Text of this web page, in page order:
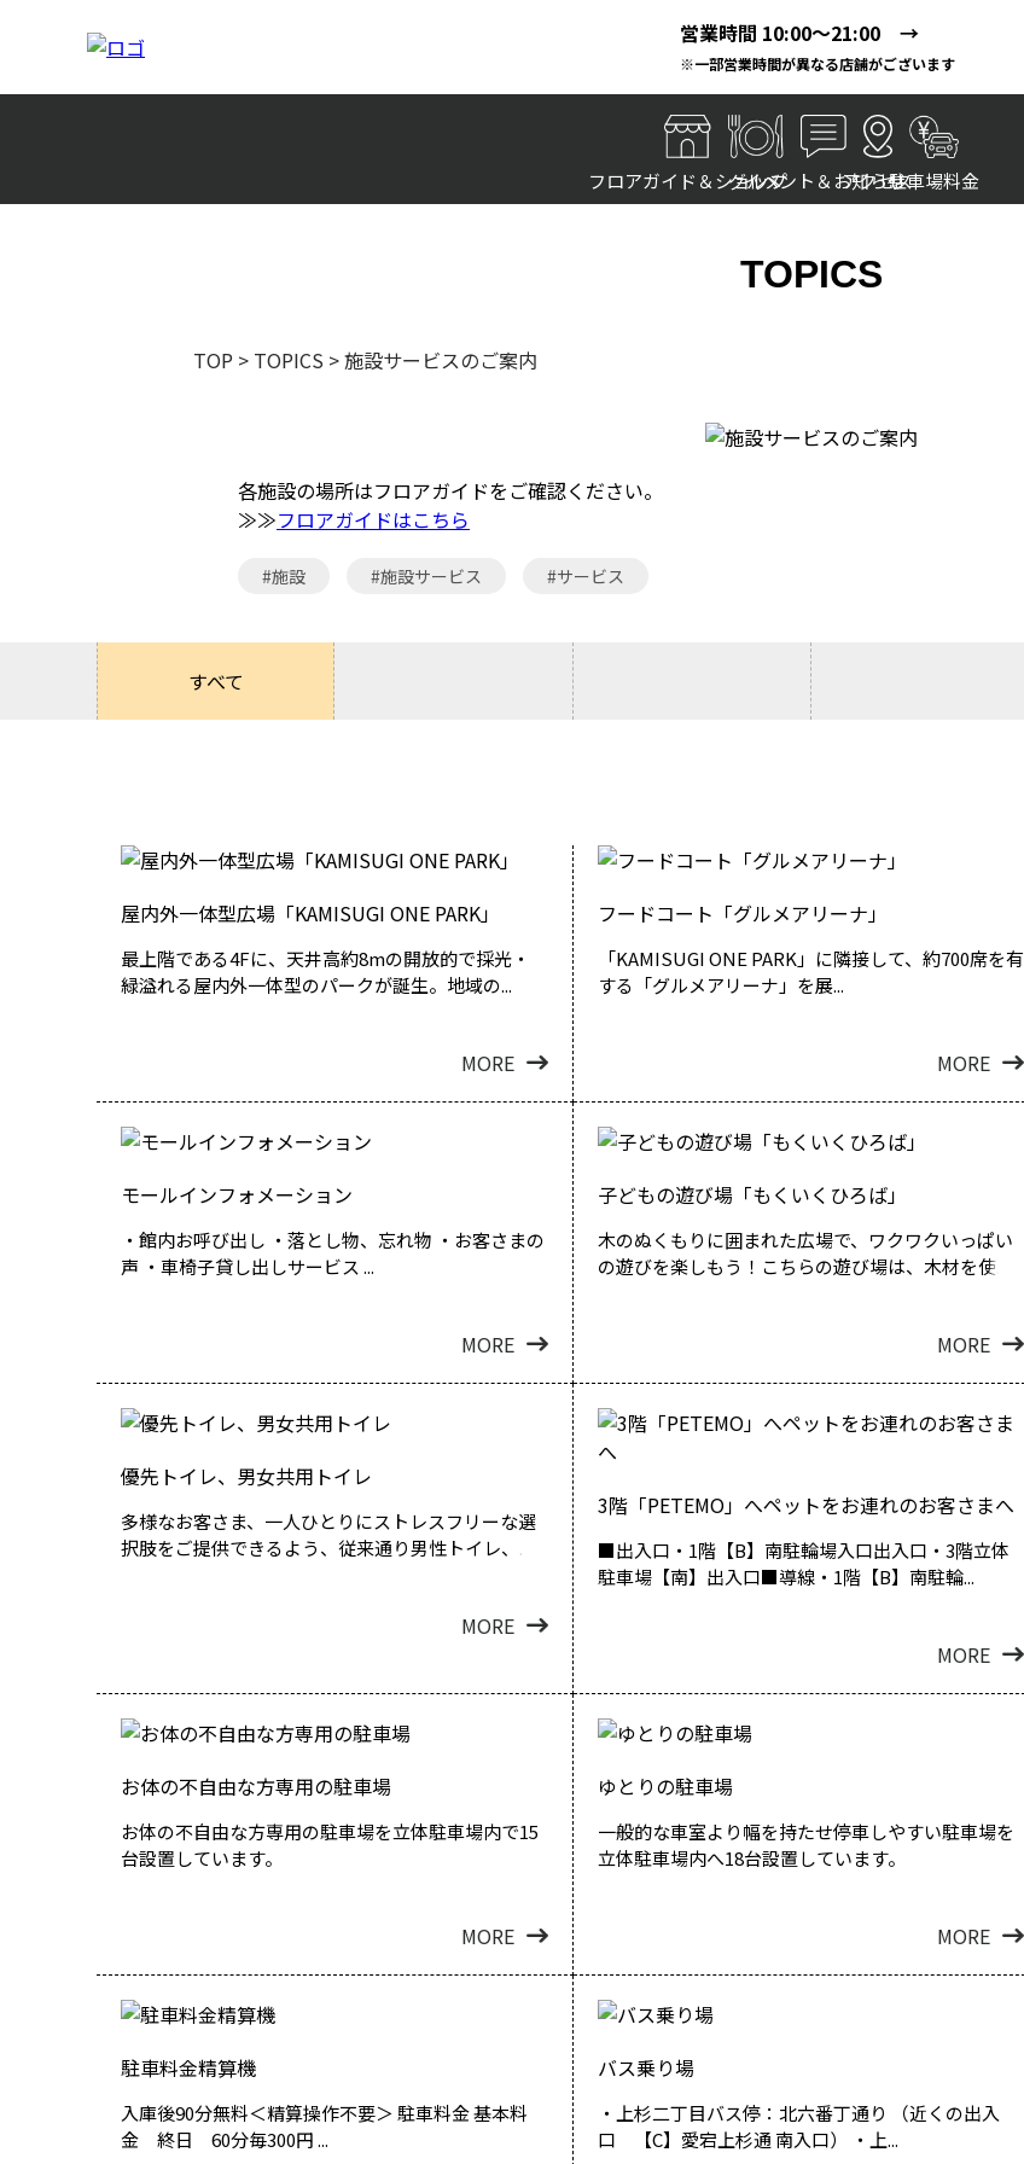
営業時間 10:00～21:00 →
※一部営業時間が異なる店舗がございます
フロアガイド＆ショップ
グルメ
イベント＆お知らせ
アクセス駐車場料金
TOPICS
TOP > TOPICS >施設サービスのご案内
各施設の場所はフロアガイドをご確認ください。
≫≫フロアガイドはこちら
#施設 #施設サービス #サービス
すべて
屋内外一体型広場「KAMISUGI ONE PARK」
最上階である4Fに、天井高約8mの開放的で採光・
緑溢れる屋内外一体型のパークが誕生。地域の...
MORE
フードコート「グルメアリーナ」
「KAMISUGI ONE PARK」に隣接して、約700席を有
する「グルメアリーナ」を展...
MORE
モールインフォメーション
・館内お呼び出し ・落とし物、忘れ物 ・お客さまの
声 ・車椅子貸し出しサービス ...
MORE
子どもの遊び場「もくいくひろば」
木のぬくもりに囲まれた広場で、ワクワクいっぱい
の遊びを楽しもう！こちらの遊び場は、木材を使...
MORE
優先トイレ、男女共用トイレ
多様なお客さま、一人ひとりにストレスフリーな選
択肢をご提供できるよう、従来通り男性トイレ、...
MORE
3階「PETEMO」へペットをお連れのお客さまへ
■出入口・1階【B】南駐輪場入口出入口・3階立体
駐車場【南】出入口■導線・1階【B】南駐輪...
MORE
お体の不自由な方専用の駐車場
お体の不自由な方専用の駐車場を立体駐車場内で15
台設置しています。
MORE
ゆとりの駐車場
一般的な車室より幅を持たせ停車しやすい駐車場を
立体駐車場内へ18台設置しています。
MORE
駐車料金精算機
入庫後90分無料＜精算操作不要＞ 駐車料金 基本料
金 終日 60分毎300円 ...
バス乗り場
・上杉二丁目バス停：北六番丁通り （近くの出入
口 【C】愛宕上杉通 南入口） ・上...